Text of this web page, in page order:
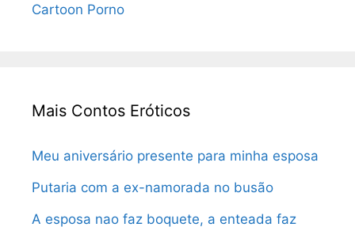
Cartoon Porno
Mais Contos Eróticos
Meu aniversário presente para minha esposa
Putaria com a ex-namorada no busão
A esposa nao faz boquete, a enteada faz